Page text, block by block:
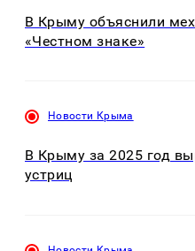
В Крыму объяснили
«Честном знаке»
Новости Крыма
В Крыму за 2025 год
устриц